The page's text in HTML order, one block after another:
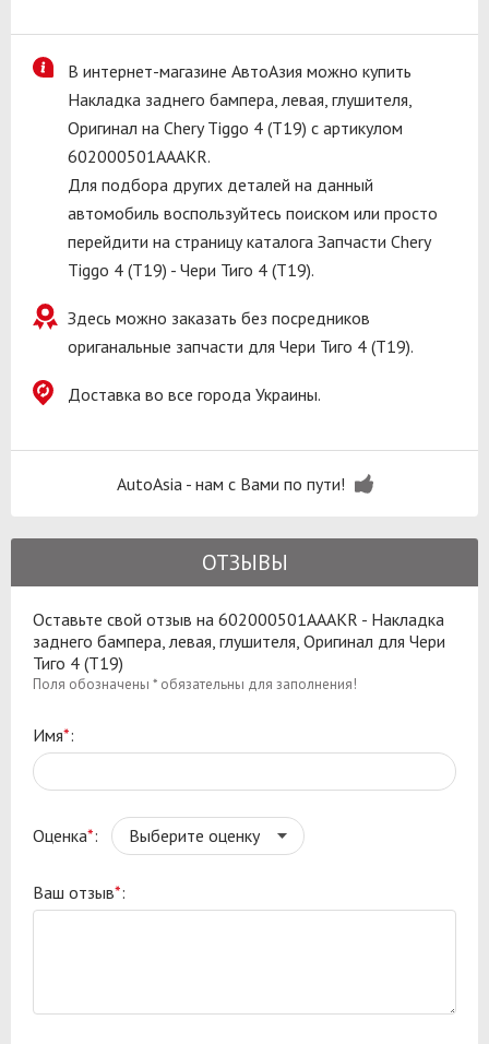
В интернет-магазине АвтоАзия можно купить
Накладка заднего бампера, левая, глушителя,
Оригинал на Chery Tiggo 4 (T19) с артикулом
602000501AAAKR.
Для подбора других деталей на данный
автомобиль воспользуйтесь поиском или просто
перейдити на страницу каталога Запчасти Chery
Tiggo 4 (T19) - Чери Тиго 4 (T19).
Здесь можно заказать без посредников
ориганальные запчасти для Чери Тиго 4 (T19).
Доставка во все города Украины.
AutoAsia - нам с Вами по пути!
ОТЗЫВЫ
Оставьте свой отзыв на 602000501AAAKR - Накладка
заднего бампера, левая, глушителя, Оригинал для Чери
Тиго 4 (T19)
Поля обозначены * обязательны для заполнения!
Имя*:
Оценка*:
Ваш отзыв*: